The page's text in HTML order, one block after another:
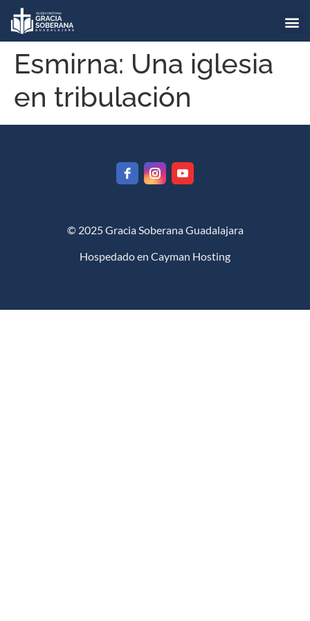
Esmirna: Una iglesia
en tribulación
© 2025 Gracia Soberana Guadalajara
Hospedado en Cayman Hosting